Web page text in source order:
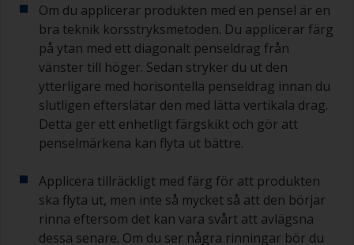
Om du applicerar produkten med en pensel är en
bra teknik korsstryksmetoden. Du applicerar färg
på ytan med ett diagonalt penseldrag från
vänster till höger. Sedan stryker du ut den
ytterligare med horisontella penseldrag innan du
slutligen efterslätar den med lätta vertikala drag.
Detta ger ett enhetligt färgskikt och gör att
penselmärkena kan flyta ut bättre.
Applicera tillräckligt med färg för att produkten
ska flyta ut, men inte så mycket så att den börjar
rinna eftersom det kan vara svårt att avlägsna
dessa senare. Om du ser några rinningar bör du